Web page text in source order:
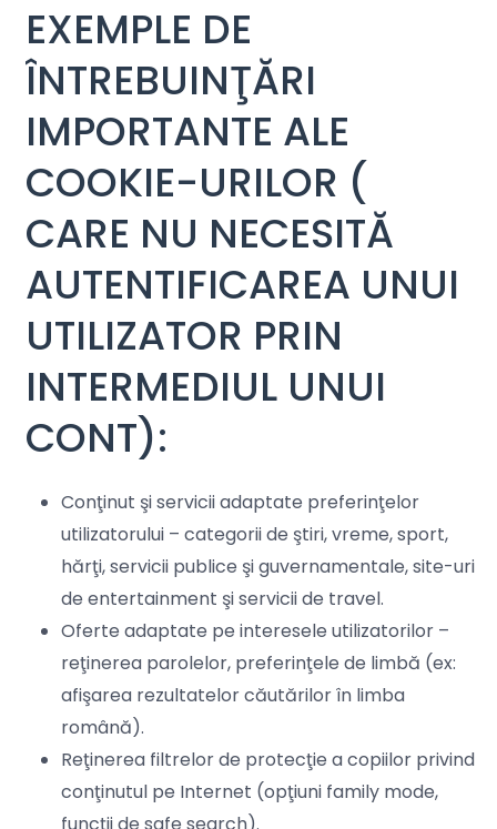
EXEMPLE DE
ÎNTREBUINŢĂRI
IMPORTANTE ALE
COOKIE-URILOR (
CARE NU NECESITĂ
AUTENTIFICAREA UNUI
UTILIZATOR PRIN
INTERMEDIUL UNUI
CONT):
Conţinut şi servicii adaptate preferinţelor
utilizatorului – categorii de ştiri, vreme, sport,
hărţi, servicii publice şi guvernamentale, site-uri
de entertainment şi servicii de travel.
Oferte adaptate pe interesele utilizatorilor –
reţinerea parolelor, preferinţele de limbă (ex:
afişarea rezultatelor căutărilor în limba
română).
Reţinerea filtrelor de protecţie a copiilor privind
conţinutul pe Internet (opţiuni family mode,